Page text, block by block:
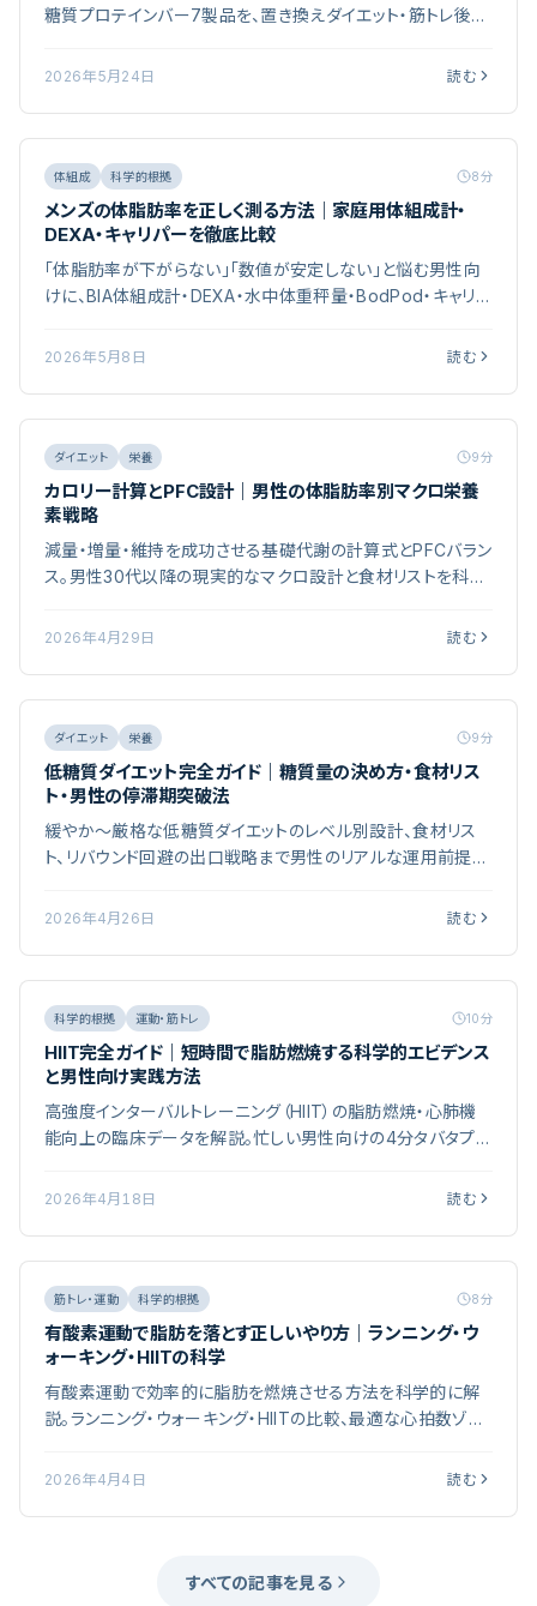
糖質プロテインバー7製品を、置き換えダイエット・筋トレ後・
提示します。
2026年5月24日 読む
体組成 科学的根拠 8分
メンズの体脂肪率を正しく測る方法｜家庭用体組成計・
DEXA・キャリパーを徹底比較
「体脂肪率が下がらない」「数値が安定しない」と悩む男性向
けに、BIA体組成計・DEXA・水中体重秤量・BodPod・キャリパ
ミング・選び方まで編集部が整理しました。
2026年5月8日 読む
ダイエット 栄養 9分
カロリー計算とPFC設計｜男性の体脂肪率別マクロ栄養
素戦略
減量・増量・維持を成功させる基礎代謝の計算式とPFCバラン
ス。男性30代以降の現実的なマクロ設計と食材リストを科学
筋肉がつかない」――その9割はカロリーとPFC（タンパク質・脂
因です。
2026年4月29日 読む
ダイエット 栄養 9分
低糖質ダイエット完全ガイド｜糖質量の決め方・食材リス
ト・男性の停滞期突破法
緩やか〜厳格な低糖質ダイエットのレベル別設計、食材リス
ト、リバウンド回避の出口戦略まで男性のリアルな運用前提で
実践方法を編集部が整理しました。科学的根拠と継続性のバ
2026年4月26日 読む
科学的根拠 運動・筋トレ 10分
HIIT完全ガイド｜短時間で脂肪燃焼する科学的エビデンス
と男性向け実践方法
高強度インターバルトレーニング（HIIT）の脂肪燃焼・心肺機
能向上の臨床データを解説。忙しい男性向けの4分タバタプロ
し、目的別のポイントをまとめています。栄養学の最新研究と
ました。
2026年4月18日 読む
筋トレ・運動 科学的根拠 8分
有酸素運動で脂肪を落とす正しいやり方｜ランニング・ウ
ォーキング・HIITの科学
有酸素運動で効率的に脂肪を燃焼させる方法を科学的に解
説。ランニング・ウォーキング・HIITの比較、最適な心拍数ゾー
に体脂肪が落ちない」「ランニングで筋肉まで減ってしまった」――
2026年4月4日 読む
すべての記事を見る